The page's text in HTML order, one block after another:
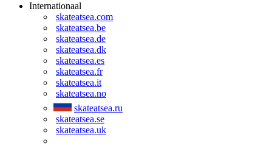
Internationaal
skateatsea.com
skateatsea.be
skateatsea.de
skateatsea.dk
skateatsea.es
skateatsea.fr
skateatsea.it
skateatsea.no
skateatsea.ru
skateatsea.se
skateatsea.uk